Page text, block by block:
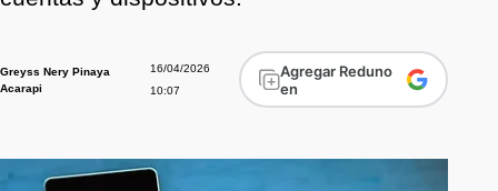
Greyss Nery Pinaya
Acarapi
16/04/2026
10:07
Agregar Reduno
en